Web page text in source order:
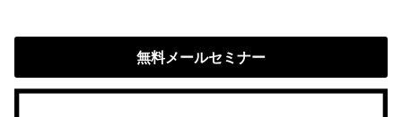
無料メールセミナー